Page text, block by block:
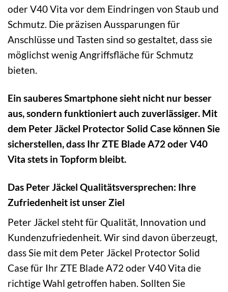
oder V40 Vita vor dem Eindringen von Staub und
Schmutz. Die präzisen Aussparungen für
Anschlüsse und Tasten sind so gestaltet, dass sie
möglichst wenig Angriffsfläche für Schmutz
bieten.
Ein sauberes Smartphone sieht nicht nur besser
aus, sondern funktioniert auch zuverlässiger. Mit
dem Peter Jäckel Protector Solid Case können Sie
sicherstellen, dass Ihr ZTE Blade A72 oder V40
Vita stets in Topform bleibt.
Das Peter Jäckel Qualitätsversprechen: Ihre
Zufriedenheit ist unser Ziel
Peter Jäckel steht für Qualität, Innovation und
Kundenzufriedenheit. Wir sind davon überzeugt,
dass Sie mit dem Peter Jäckel Protector Solid
Case für Ihr ZTE Blade A72 oder V40 Vita die
richtige Wahl getroffen haben. Sollten Sie